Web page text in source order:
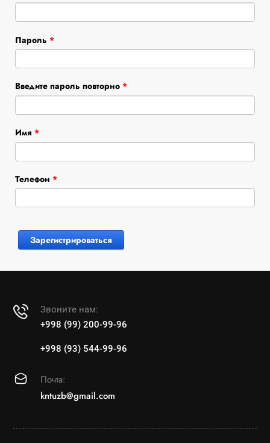
Пароль*
Введите пароль повторно*
Имя*
Телефон*
Звоните нам:
+998 (99) 200-99-96
+998 (93) 544-99-96
Почта:
kntuzb@gmail.com